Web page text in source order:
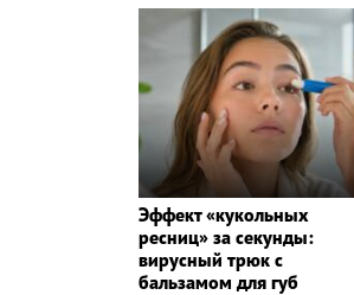
Эффект «кукольных
ресниц» за секунды:
вирусный трюк с
бальзамом для губ